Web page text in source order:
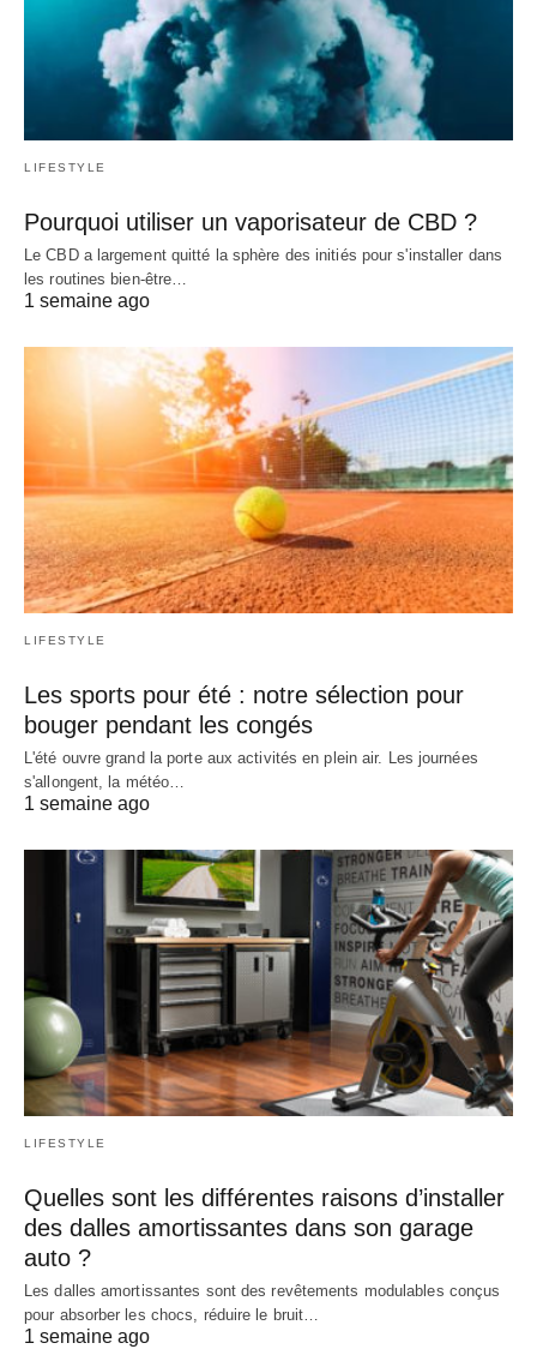
LIFESTYLE
Pourquoi utiliser un vaporisateur de CBD ?
Le CBD a largement quitté la sphère des initiés pour s'installer dans
les routines bien-être…
1 semaine ago
LIFESTYLE
Les sports pour été : notre sélection pour
bouger pendant les congés
L'été ouvre grand la porte aux activités en plein air. Les journées
s'allongent, la météo…
1 semaine ago
LIFESTYLE
Quelles sont les différentes raisons d’installer
des dalles amortissantes dans son garage
auto ?
Les dalles amortissantes sont des revêtements modulables conçus
pour absorber les chocs, réduire le bruit…
1 semaine ago